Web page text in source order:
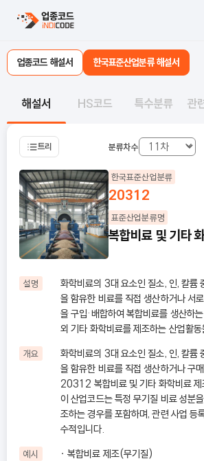
업종코드 해설서 한국표준산업분류 해설서
해설서 HS코드 특수분류 관
트리 분류차수
한국표준산업분류
20312
표준산업분류명
복합비료 및 기타
설명
화학비료의 3대 요소인 질소, 인, 칼륨
을 함유한 비료를 직접 생산하거나 서
을 구입·배합하여 복합비료를 생산하
외 기타 화학비료를 제조하는 산업활동
개요
화학비료의 3대 요소인 질소, 인, 칼륨
을 함유한 비료를 직접 생산하거나 구
20312 복합비료 및 기타 화학비료 제
이 산업코드는 특정 무기질 비료 성분
조하는 경우를 포함하며, 관련 사업 등
수적입니다.
예시 복합비료 제조(무기질)